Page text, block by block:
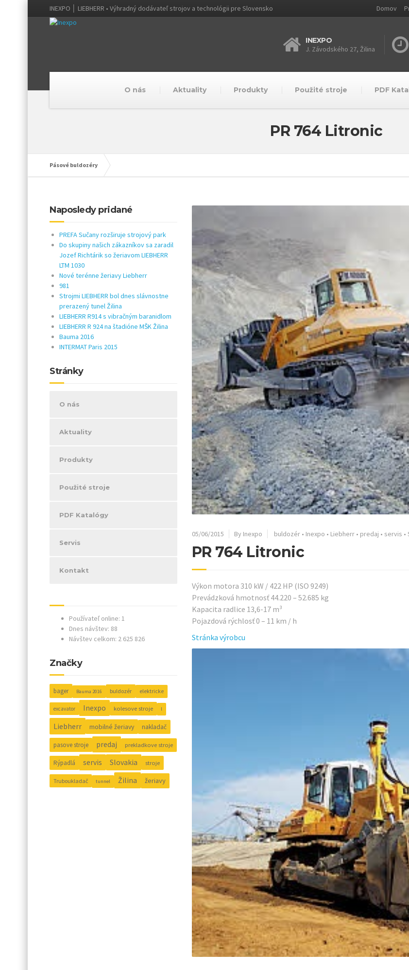
INEXPO │ LIEBHERR • Výhradný dodávateľ strojov a technológii pre Slovensko Domov
INEXPO
J. Závodského 27, Žilina
O nás Aktuality Produkty Použité stroje PDF
PR 764 Litronic
Pásové buldozéry
05/06/2015 By Inexpo buldozér• Inexpo • Liebherr• predaj • servis •
PR 764 Litronic
Výkon motora 310 kW / 422 HP (ISO 9249)
Prevádzková hmotnosť 44.220 – 52.685 kg
Kapacita radlice 13,6-17 m³
Pojazdová rýchlosť 0 – 11 km / h
Stránka výrobcu
Naposledy pridané
PREFA Sučany rozširuje strojový park
Do skupiny našich zákazníkov sa zaradil
Jozef Richtárik so žeriavom LIEBHERR
LTM 1030
Nové terénne žeriavy Liebherr
981
Strojmi LIEBHERR bol dnes slávnostne
prerazený tunel Žilina
LIEBHERR R914 s vibračným baranidlom
LIEBHERR R 924 na štadióne MŠK Žilina
Bauma 2016
INTERMAT Paris 2015
Stránky
O nás
Aktuality
Produkty
Použité stroje
PDF Katalógy
Servis
Kontakt
Používateľ online: 1
Dnes návštev: 88
Návštev celkom: 2 625 826
Značky
bager Bauma 2016 buldozér elektricke
excavator Inexpo kolesove stroje l
Liebherr mobilné žeriavy nakladač
pasove stroje predaj prekladkove stroje
Rýpadlá servis Slovakia stroje
Truboukladač tunnel Žilina žeriavy